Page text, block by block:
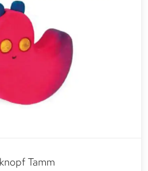
Tamm